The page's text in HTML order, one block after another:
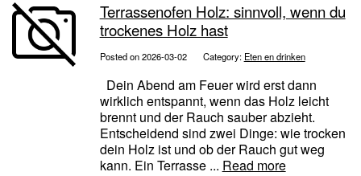
Terrassenofen Holz: sinnvoll, wenn du
trockenes Holz hast
Posted on 2026-03-02 Category: Eten en drinken
Dein Abend am Feuer wird erst dann
wirklich entspannt, wenn das Holz leicht
brennt und der Rauch sauber abzieht.
Entscheidend sind zwei Dinge: wie trocken
dein Holz ist und ob der Rauch gut weg
kann. Ein Terrasse ... Read more